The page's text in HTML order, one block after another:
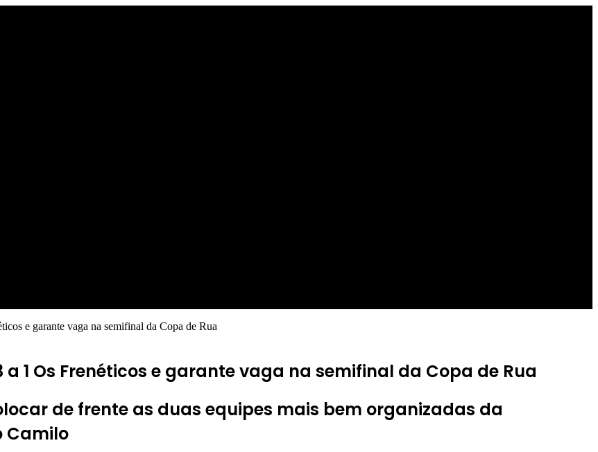
e garante vaga na semifinal da Copa de Rua
a 1 Os Frenéticos e garante vaga na semifinal da Copa de Rua
de frente as duas equipes mais bem organizadas da
Camilo